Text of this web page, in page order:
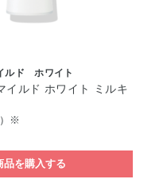
ルド ホワイト
イルド ホワイト ミルキ
）※
品を購入する